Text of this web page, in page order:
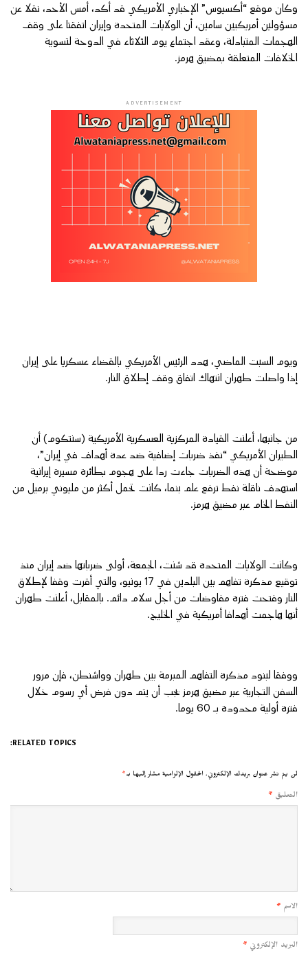
وكان موقع “أكسيوس” الإخباري الأمريكي قد أكد، أمس الأحد، نقلا عن
مسؤولين أمريكيين سامين، أن الولايات المتحدة وإيران اتفقتا على وقف
الهجمات المتبادلة، وعقد اجتماع يوم الثلاثاء في الدوحة لتسوية
الخلافات المتعلقة بمضيق هرمز.
ADVERTISEMENT
ويوم السبت الماضي، هدد الرئيس الأمريكي بالقضاء عسكريا على إيران
إذا واصلت طهران انتهاك اتفاق وقف إطلاق النار.
من جانبها، أعلنت القيادة المركزية العسكرية الأمريكية (سنتكوم) أن
الطيران الأمريكي “نفذ ضربات إضافية ضد عدة أهداف في إيران”،
موضحة أن هذه الضربات جاءت ردا على هجوم بطائرة مسيرة إيرانية
استهدف ناقلة نفط ترفع علم بنما، كانت تحمل أكثر من مليوني برميل من
النفط الخام عبر مضيق هرمز.
وكانت الولايات المتحدة قد شنت، الجمعة، أولى ضرباتها ضد إيران منذ
توقيع مذكرة تفاهم بين البلدين في 17 يونيو، والتي أقرت وقفا لإطلاق
النار وفتحت فترة مفاوضات من أجل سلام دائم. بالمقابل، أعلنت طهران
أنها هاجمت أهدافا أمريكية في الخليج.
ووفقا لبنود مذكرة التفاهم المبرمة بين طهران وواشنطن، فإن مرور
السفن التجارية عبر مضيق هرمز يجب أن يتم دون فرض أي رسوم خلال
فترة أولية محدودة بـ 60 يوما.
RELATED TOPICS:
لن يتم نشر عنوان بريدك الإلكتروني. الحقول الإلزامية مشار إليها بـ*
التعليق *
الاسم *
البريد الإلكتروني *